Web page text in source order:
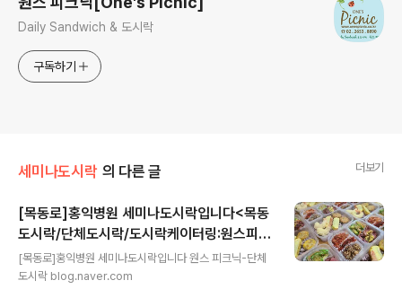
Daily Sandwich & 도시락
구독하기
세미나도시락 의 다른 글 더보기
[목동로]홍익병원 세미나도시락입니다<목동
도시락/단체도시락/도시락케이터링:원스피크
닉>
[목동로]홍익병원 세미나도시락입니다 원스 피크닉-단체
도시락 blog.naver.com